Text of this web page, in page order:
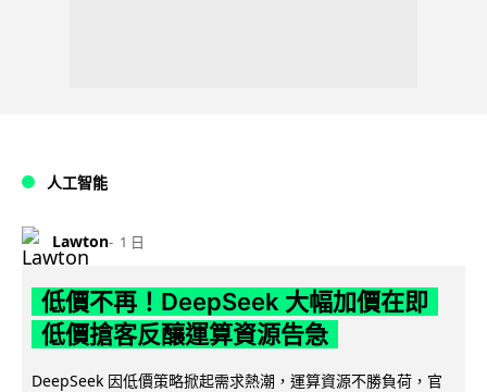
人工智能
Lawton 1 日
低價不再！DeepSeek 大幅加價在即
低價搶客反釀運算資源告急
DeepSeek 因低價策略掀起需求熱潮，運算資源不勝負荷，官